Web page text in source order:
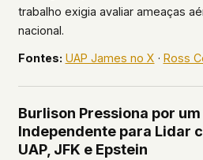
trabalho exigia avaliar ameaças
nacional.
Fontes: UAP James no X · Ross
Burlison Pressiona por
Independente para Lidar
UAP, JFK e Epstein